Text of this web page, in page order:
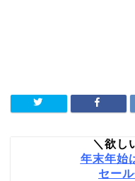
＼欲し
年末年始
セー